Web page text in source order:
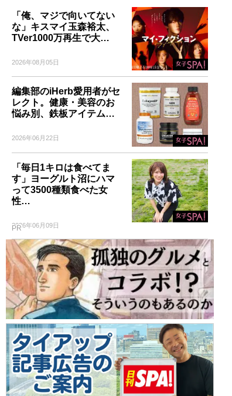
「俺、マジで向いてない
な」キスマイ玉森裕太、
TVer1000万再生で大…
2026年08月05日
編集部のiHerb愛用者がセ
レクト。健康・美容のお
悩み別、鉄板アイテム…
2026年06月22日
「毎日1キロは食べてま
す」ヨーグルト沼にハマ
って3500種類食べた女
性…
2026年06月09日
PR